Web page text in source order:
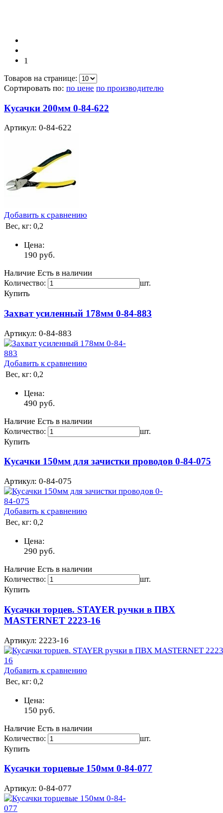
1
Товаров на странице:
Сортировать по: по цене по производителю
Кусачки 200мм 0-84-622
Артикул: 0-84-622
Добавить к сравнению
Вес, кг: 0,2
Цена:
190 руб.
Наличие Есть в наличии
Количество: шт.
Купить
Захват усиленный 178мм 0-84-883
Артикул: 0-84-883
Добавить к сравнению
Вес, кг: 0,2
Цена:
490 руб.
Наличие Есть в наличии
Количество: шт.
Купить
Кусачки 150мм для зачистки проводов 0-84-075
Артикул: 0-84-075
Добавить к сравнению
Вес, кг: 0,2
Цена:
290 руб.
Наличие Есть в наличии
Количество: шт.
Купить
Кусачки торцев. STAYER ручки в ПВХ
MASTERNET 2223-16
Артикул: 2223-16
Добавить к сравнению
Вес, кг: 0,2
Цена:
150 руб.
Наличие Есть в наличии
Количество: шт.
Купить
Кусачки торцевые 150мм 0-84-077
Артикул: 0-84-077